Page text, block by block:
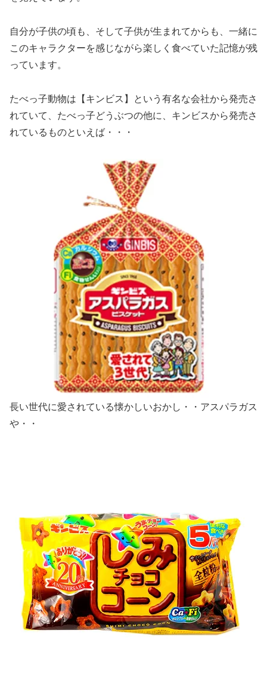
自分が子供の頃も、そして子供が生まれてからも、一緒に
このキャラクターを感じながら楽しく食べていた記憶が残
っています。
たべっ子動物は【キンビス】という有名な会社から発売さ
れていて、たべっ子どうぶつの他に、キンビスから発売さ
れているものといえば・・・
長い世代に愛されている懐かしいおかし・・アスパラガス
や・・